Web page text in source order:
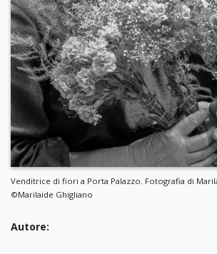
Venditrice di fiori a Porta Palazzo. Fotografia di
©Marilaide Ghigliano
Autore: